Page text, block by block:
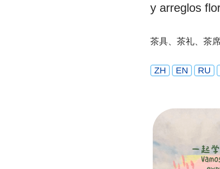
y arreglos
茶具、茶礼、茶
ZH EN RU